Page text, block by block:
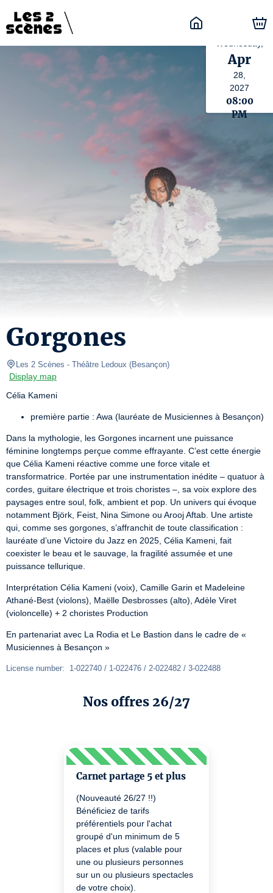
Apr
28,
2027
08:00
PM
Gorgones
Les 2 Scènes - Théâtre Ledoux (Besançon)
Display map
Célia Kameni
première partie : Awa (lauréate de Musiciennes à Besançon)
Dans la mythologie, les Gorgones incarnent une puissance
féminine longtemps perçue comme effrayante. C’est cette énergie
que Célia Kameni réactive comme une force vitale et
transformatrice. Portée par une instrumentation inédite – quatuor à
cordes, guitare électrique et trois choristes –, sa voix explore des
paysages entre soul, folk, ambient et pop. Un univers qui évoque
notamment Björk, Feist, Nina Simone ou Arooj Aftab. Une artiste
qui, comme ses gorgones, s’affranchit de toute classification :
lauréate d’une Victoire du Jazz en 2025, Célia Kameni, fait
coexister le beau et le sauvage, la fragilité assumée et une
puissance tellurique.
Interprétation Célia Kameni (voix), Camille Garin et Madeleine
Athané‑Best (violons), Maëlle Desbrosses (alto), Adèle Viret
(violoncelle) + 2 choristes Production
En partenariat avec La Rodia et Le Bastion dans le cadre de «
Musiciennes à Besançon »
License number:  1-022740 / 1-022476 / 2-022482 / 3-022488
Nos offres 26/27
Carnet partage 5 et plus
(Nouveauté 26/27 !!)
Bénéficiez de tarifs
préférentiels pour l'achat
groupé d'un minimum de 5
places et plus (valable pour
une ou plusieurs personnes
sur un ou plusieurs spectacles
de votre choix).